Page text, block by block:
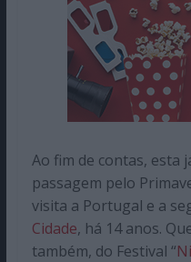
Ao fim de contas, esta
passagem pelo
visita a Portugal e a
Cidade, há 14 anos.
também, do Festival “